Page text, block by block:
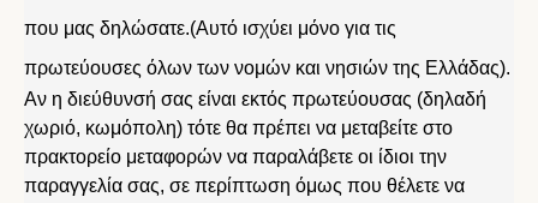
που μας δηλώσατε.(Αυτό ισχύει μόνο για τις
πρωτεύουσες όλων των νομών και νησιών της Ελλάδας).
Αν η διεύθυνσή σας είναι εκτός πρωτεύουσας (δηλαδή
χωριό, κωμόπολη) τότε θα πρέπει να μεταβείτε στο
πρακτορείο μεταφορών να παραλάβετε οι ίδιοι την
παραγγελία σας, σε περίπτωση όμως που θέλετε να